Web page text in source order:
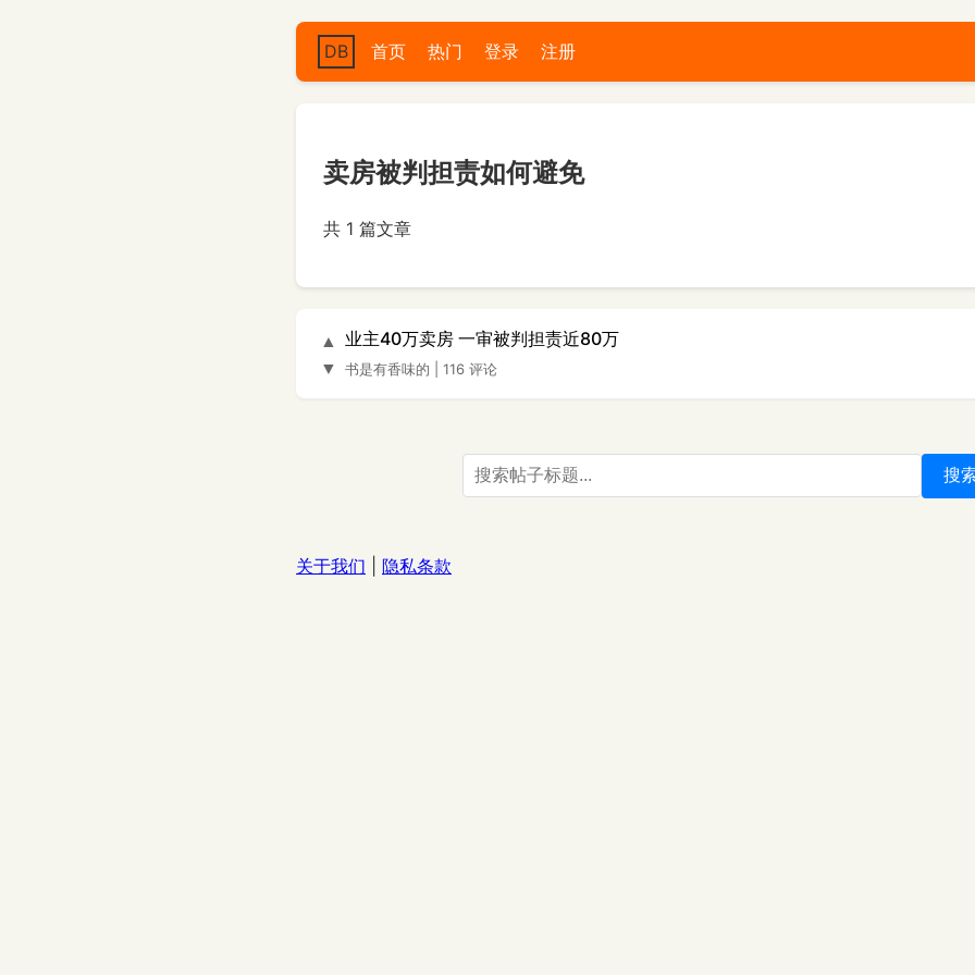
DB 首页 热门 登录 注册
卖房被判担责如何避免
共 1 篇文章
▲
▼
业主40万卖房 一审被判担责近80万
书是有香味的 116 评论
搜
关于我们 隐私条款